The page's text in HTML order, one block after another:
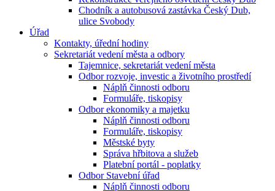
Chodník a autobusová zastávka Český Dub,
ulice Svobody
Úřad
Kontakty, úřední hodiny
Sekretariát vedení města a odbory
Tajemnice, sekretariát vedení města
Odbor rozvoje, investic a životního prostředí
Náplň činnosti odboru
Formuláře, tiskopisy
Odbor ekonomiky a majetku
Náplň činnosti odboru
Formuláře, tiskopisy
Městské byty
Správa hřbitova a služeb
Platební portál - poplatky
Odbor Stavební úřad
Náplň činnosti odboru